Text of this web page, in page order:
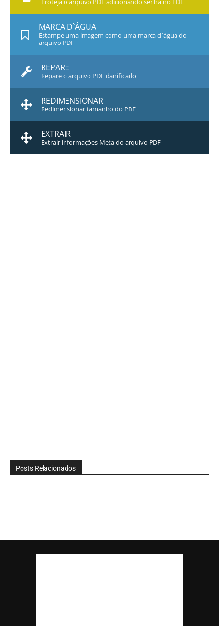
Proteja o arquivo PDF adicionando senha no PDF
MARCA D`ÁGUA
Estampe uma imagem como uma marca d`água do
arquivo PDF
REPARE
Repare o arquivo PDF danificado
REDIMENSIONAR
Redimensionar tamanho do PDF
EXTRAIR
Extrair informações Meta do arquivo PDF
Posts Relacionados